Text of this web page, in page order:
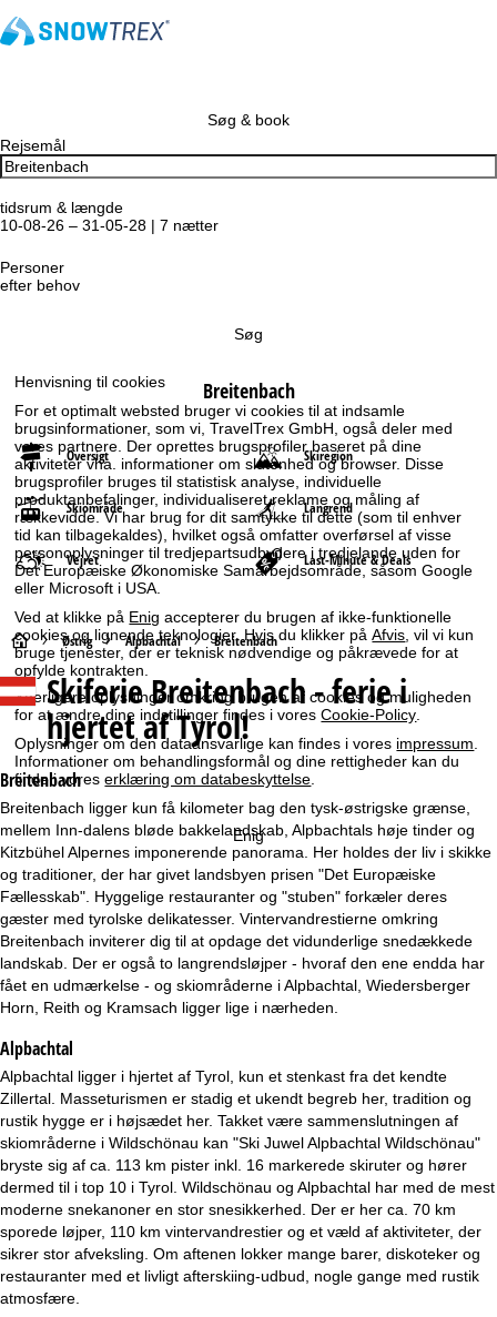
Henvisning til cookies
For et optimalt websted bruger vi cookies til at indsamle
brugsinformationer, som vi, TravelTrex GmbH, også deler med
vores partnere. Der oprettes brugsprofiler baseret på dine
aktiviteter vha. informationer om slutenhed og browser. Disse
brugsprofiler bruges til statistisk analyse, individuelle
produktanbefalinger, individualiseret reklame og måling af
rækkevidde. Vi har brug for dit samtykke til dette (som til enhver
tid kan tilbagekaldes), hvilket også omfatter overførsel af visse
personoplysninger til tredjepartsudbydere i tredjelande uden for
Det Europæiske Økonomiske Samarbejdsområde, såsom Google
eller Microsoft i USA.
Ved at klikke på Enig accepterer du brugen af ikke-funktionelle
cookies og lignende teknologier. Hvis du klikker påAfvis , vil vi kun
bruge tjenester, der er teknisk nødvendige og påkrævede for at
opfylde kontrakten.
Yderligere oplysninger omkring brugen af cookies og muligheden
for at ændre dine indstillinger findes i voresCookie-Policy.
Oplysninger om den dataansvarlige kan findes i vores impressum.
Informationer om behandlingsformål og dine rettigheder kan du
finde i voreserklæring om databeskyttelse.
Enig
Søg & book
Rejsemål
tidsrum & længde
10-08-26 – 31-05-28 | 7 nætter
Personer
efter behov
Søg
Breitenbach
Oversigt Skiregion
Skiområde Langrend
Vejret Last-Minute & Deals
S
t
r
t
i
d
e
Østrig Alpbachtal Breitenbach
SkiferieBreitenbach - ferie i
hjertet af Tyrol!
Breitenbach
Breitenbach ligger kun få kilometer bag den tysk-østrigske grænse,
mellem Inn-dalens bløde bakkelandskab, Alpbachtals høje tinder og
Kitzbühel Alpernes imponerende panorama. Her holdes der liv i skikke
og traditioner, der har givet landsbyen prisen "Det Europæiske
Fællesskab". Hyggelige restauranter og "stuben" forkæler deres
gæster med tyrolske delikatesser. Vintervandrestierne omkring
Breitenbach inviterer dig til at opdage det vidunderlige snedækkede
landskab. Der er også to langrendsløjper - hvoraf den ene endda har
fået en udmærkelse - og skiområderne i Alpbachtal, Wiedersberger
Horn, Reith og Kramsach ligger lige i nærheden.
Alpbachtal
Alpbachtal ligger i hjertet af Tyrol, kun et stenkast fra det kendte
Zillertal. Masseturismen er stadig et ukendt begreb her, tradition og
rustik hygge er i højsædet her. Takket være sammenslutningen af
skiområderne i Wildschönau kan "Ski Juwel Alpbachtal Wildschönau"
bryste sig af ca. 113 km pister inkl. 16 markerede skiruter og hører
dermed til i top 10 i Tyrol. Wildschönau og Alpbachtal har med de mest
moderne snekanoner en stor snesikkerhed. Der er her ca. 70 km
sporede løjper, 110 km vintervandrestier og et væld af aktiviteter, der
sikrer stor afveksling. Om aftenen lokker mange barer, diskoteker og
restauranter med et livligt afterskiing-udbud, nogle gange med rustik
atmosfære.